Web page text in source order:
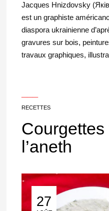
Jacques Hnizdovsky
est un graphiste
diaspora ukrainienne
gravures sur bois,
travaux graphiques,
RECETTES
l’aneth
27
27 Août 2017